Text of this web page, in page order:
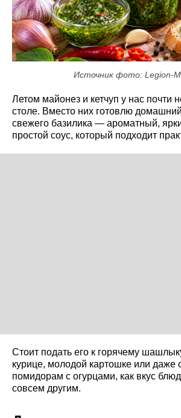
Источник фото: Legion-
Летом майонез и кетчуп у нас почти
столе. Вместо них готовлю
свежего базилика — ароматный,
простой соус, который подходит
Стоит подать его к горячему
курице, молодой картошке или
помидорам с огурцами, как вкус
совсем другим.